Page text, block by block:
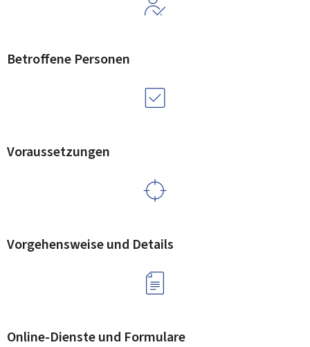
Betroffene Personen
Voraussetzungen
Vorgehensweise und Details
Online-Dienste und Formulare